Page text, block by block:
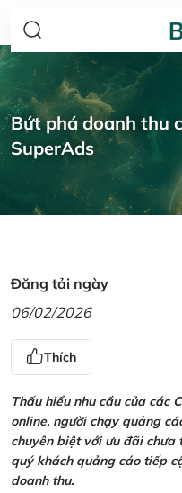
Bứt phá doanh thu
SuperAds
Đăng tải ngày
06/02/2026
Thích
Thấu hiểu nhu cầu của các
online, người chạy quảng
chuyên biệt với ưu đãi
quý khách quảng cáo tiếp
doanh thu.